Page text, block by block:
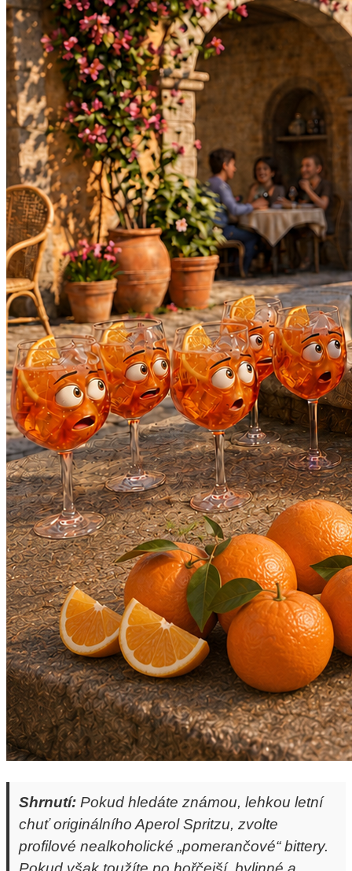
Shrnutí: Pokud hledáte známou, lehkou letní
chuť originálního Aperol Spritzu, zvolte
profilové nealkoholické „pomerančové“ bittery.